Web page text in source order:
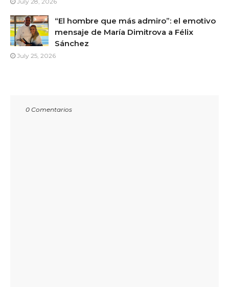
“El hombre que más admiro”: el emotivo
mensaje de María Dimitrova a Félix
Sánchez
July 25, 2026
0 Comentarios